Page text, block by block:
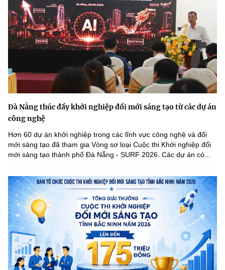
Đà Nẵng thúc đẩy khởi nghiệp đổi mới sáng tạo từ các dự án
công nghệ
Hơn 60 dự án khởi nghiệp trong các lĩnh vực công nghệ và đổi
mới sáng tạo đã tham gia Vòng sơ loại Cuộc thi Khởi nghiệp đổi
mới sáng tạo thành phố Đà Nẵng - SURF 2026. Các dự án có...